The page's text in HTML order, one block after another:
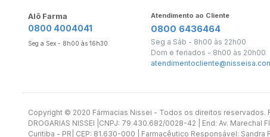
Alô Farma
0800 4004041
Seg a Sex - 8h00 às 16h30
Atendimento ao Cliente
0800 6436464
Seg a Sáb - 8h00 às 22h00
Dom e feriados - 8h00 às 20h00
Copyright ©️ 2020 Fármacias Nissei - Todos os direitos reservados.
DROGARIAS NISSEI |CNPJ: 79.430.682/0028-42 | End: Av. Marechal
Curitiba - PR| CEP: 81.630-000 | Farmacêutico Responsável: Sandra